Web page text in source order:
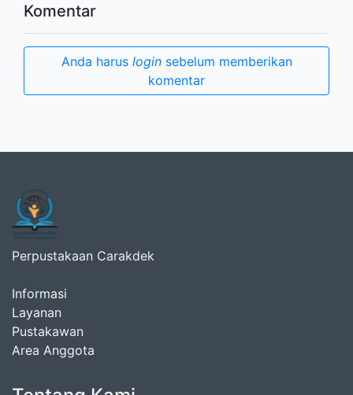
Komentar
Anda harus loginsebelum memberikan
komentar
Perpustakaan Carakdek
Informasi
Layanan
Pustakawan
Area Anggota